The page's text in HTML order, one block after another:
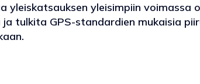
yleiskatsauksen yleisimpiin voimassa
tulkita GPS-standardien mukaisia